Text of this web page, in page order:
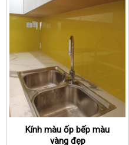
Kính màu ốp bếp màu
vàng đẹp